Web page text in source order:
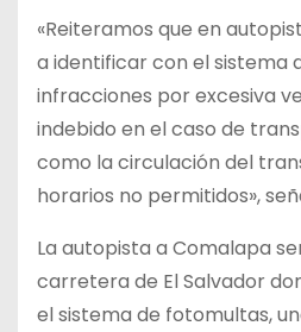
«Reiteramos que en
a identificar con el sistema
infracciones por excesiva
indebido en el caso de
como la circulación del
horarios no permitidos»,
La autopista a Comalapa
carretera de El Salvador
el sistema de fotomultas,